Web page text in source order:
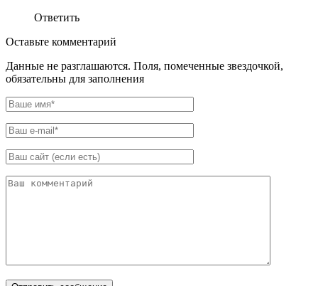
Ответить
Оставьте комментарий
Данные не разглашаются. Поля, помеченные звездочкой,
обязательны для заполнения